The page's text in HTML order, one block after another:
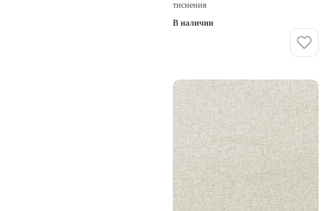
тиснения
В наличии